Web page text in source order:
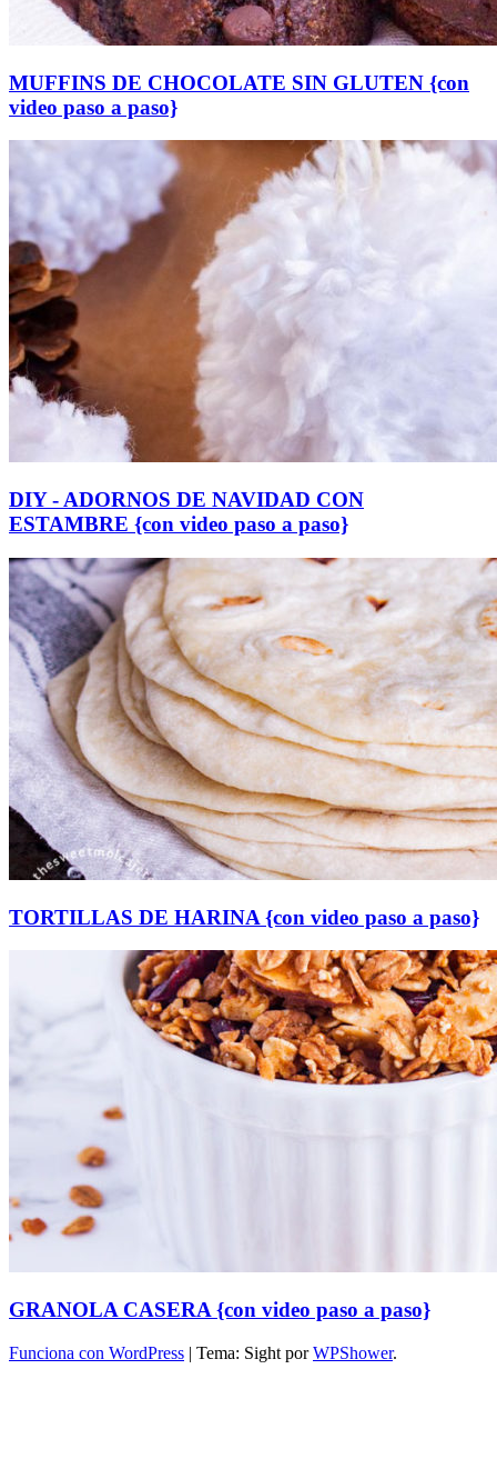
MUFFINS DE CHOCOLATE SIN GLUTEN {con
video paso a paso}
DIY - ADORNOS DE NAVIDAD CON
ESTAMBRE {con video paso a paso}
TORTILLAS DE HARINA {con video paso a paso}
GRANOLA CASERA {con video paso a paso}
Funciona con WordPress | Tema: Sight porWPShower.